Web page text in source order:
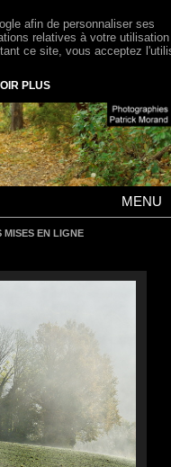
MENU
MISES EN LIGNE
afin de personnaliser ses
relatives à votre
ce site, vous acceptez
PLUS